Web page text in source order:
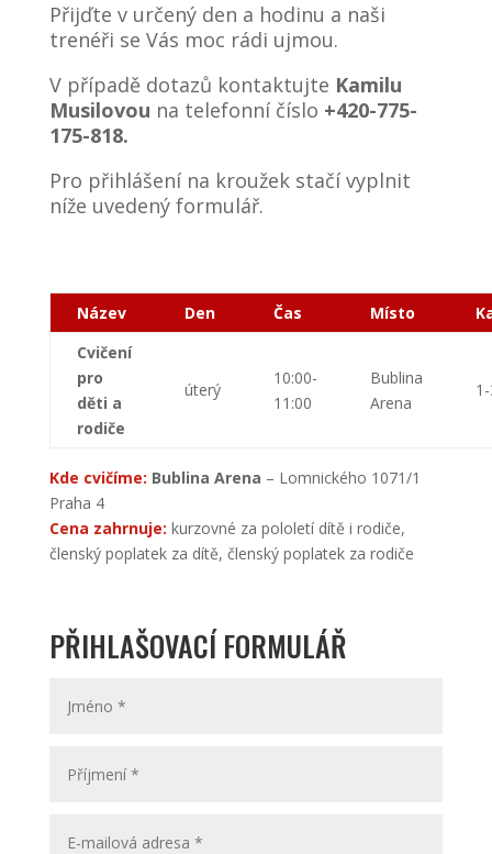
Přijďte v určený den a hodinu a naši
trenéři se Vás moc rádi ujmou.
V případě dotazů kontaktujte Kamilu
Musilovou na telefonní číslo +420-775-
175-818.
Pro přihlášení na kroužek stačí vyplnit
níže uvedený formulář.
Název Den Čas Místo
Cvičení
pro
děti a
rodiče
úterý
10:00-
11:00
Bublina
Arena
Kde cvičíme: Bublina Arena – Lomnického 1071/1
Praha 4
Cena zahrnuje: kurzovné za pololetí dítě i rodiče,
členský poplatek za dítě, členský poplatek za rodiče
PŘIHLAŠOVACÍ FORMULÁŘ